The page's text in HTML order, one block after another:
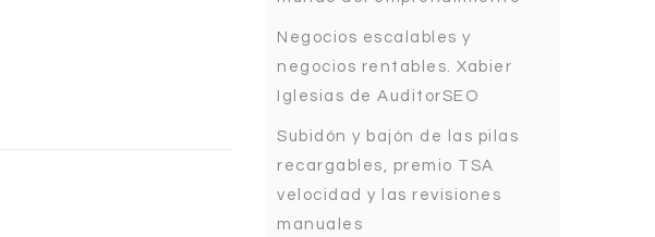
Negocios escalables y
negocios rentables. Xabier
Iglesias de AuditorSEO
Subidón y bajón de las pilas
recargables, premio TSA
velocidad y las revisiones
manuales